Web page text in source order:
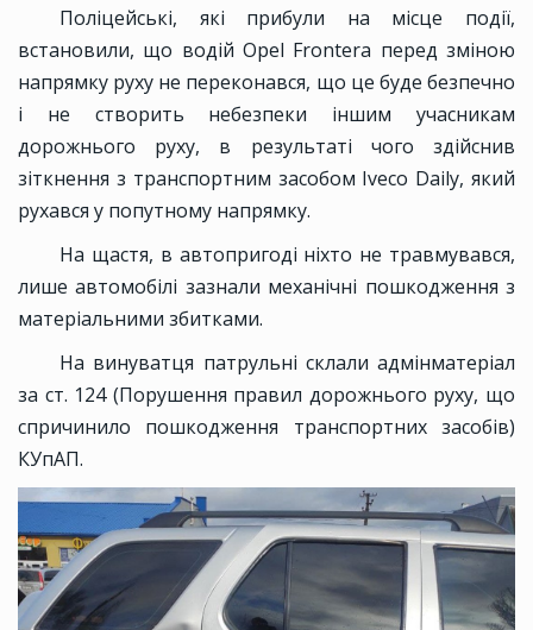
Поліцейські, які прибули на місце події,
встановили, що водій Opel Frontera перед зміною
напрямку руху не переконався, що це буде безпечно
і не створить небезпеки іншим учасникам
дорожнього руху, в результаті чого здійснив
зіткнення з транспортним засобом Iveco Daily, який
рухався у попутному напрямку.
На щастя, в автопригоді ніхто не травмувався,
лише автомобілі зазнали механічні пошкодження з
матеріальними збитками.
На винуватця патрульні склали адмінматеріал
за ст. 124 (Порушення правил дорожнього руху, що
спричинило пошкодження транспортних засобів)
КУпАП.